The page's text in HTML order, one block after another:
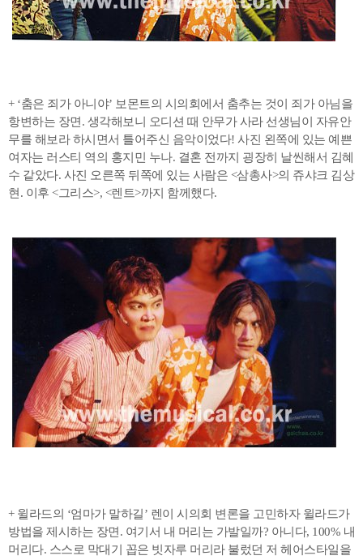
+ ‘춤은 죄가 아니야’ 보몬트의 시의회에서 춤추는 것이 죄가 아님을
항변하는 장면. 생각해보니 오디션 때 안무가 사라 선생님이 자유안
무를 해보라 하시면서 틀어주신 음악이었다! 사진 왼쪽에 있는 예쁜
여자는 러스티 역의 홍지민 누나. 결혼 전까지 굉장히 날씬해서 김혜
수 같았다. 사진 오른쪽 뒤쪽에 있는 사람은 <삼총사>의 쥬샤크 김상
현. 이후 <그리스>, <렌트>까지 함께했다.
+ 윌라드의 ‘엄마가 말하길’ 렌이 시의회 변론을 고민하자 윌라드가
방법을 제시하는 장면. 여기서 내 머리는 가발일까? 아니다, 100% 내
머리다. 스스로 막대기 꼽은 빗자루 머리라 불렀던 저 헤어스타일을